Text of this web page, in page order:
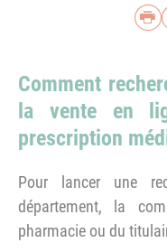
Comment
la vente en
prescription
Pour lancer une
département, la
pharmacie ou du